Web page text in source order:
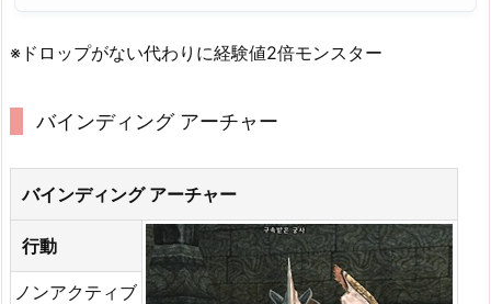
※ドロップがない代わりに経験値2倍モンスター
バインディング アーチャー
バインディング アーチャー
行動
ノンアクティブ